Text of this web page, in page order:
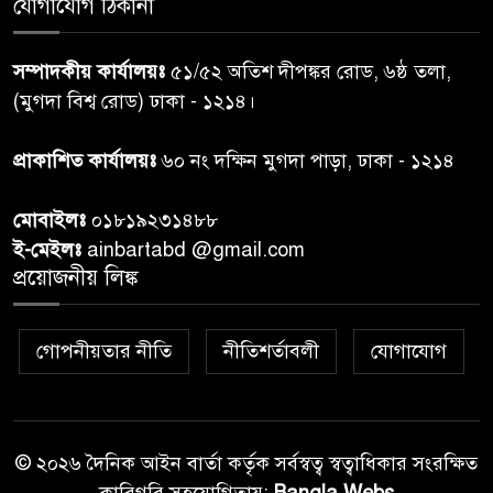
তদন্ত শেষ পর্যায়ে, দ্রুত চার্জশিট
৭
রাতের মধ্যে ঢাকাসহ ১০ অঞ্চলে
ঝড়বৃষ্টির পূর্বাভাস
৮
প্রধানমন্ত্রীর সঙ্গে দেখা করে স্বপ্নপূরণ
উপহার
৯
২০ আগস্ট রাষ্ট্রপতি নির্বাচন,
১০
যোগাযোগ ঠিকানা
সম্পাদকীয় কার্যালয়ঃ ৫১/৫২ অতিশ দীপঙ্কর রোড, ৬ষ্ঠ তলা,
(মুগদা বিশ্ব রোড) ঢাকা - ১২১৪।
প্রাকাশিত কার্যালয়ঃ৬০ নং দক্ষিন মুগদা পাড়া, ঢাকা - ১২১৪
মোবাইলঃ ০১৮১৯২৩১৪৮৮
ই-মেইলঃ ainbartabd @gmail.com
প্রয়োজনীয় লিঙ্ক
গোপনীয়তার নীতি নীতিশর্তাবলী যোগাযোগ
© ২০২৬ দৈনিক আইন বার্তা কর্তৃক সর্বস্বত্ব স্বত্বাধিকার সংরক্ষিত